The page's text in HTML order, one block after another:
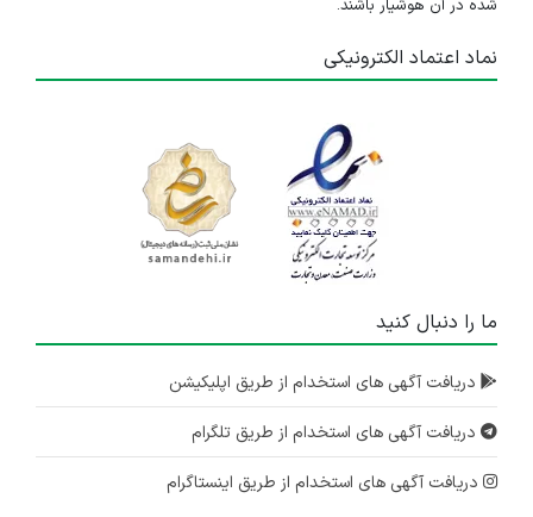
شده در آن هوشیار باشند.
نماد اعتماد الکترونیکی
ما را دنبال کنید
دریافت آگهی های استخدام از طریق اپلیکیشن
دریافت آگهی های استخدام از طریق تلگرام
دریافت آگهی های استخدام از طریق اینستاگرام